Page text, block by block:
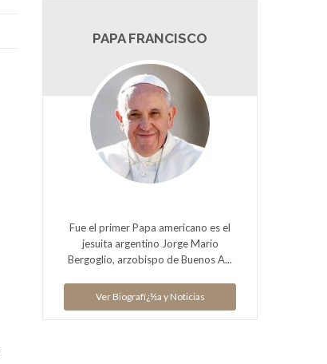
PAPA FRANCISCO
Fue el primer Papa americano es el
jesuita argentino Jorge Mario
Bergoglio, arzobispo de Buenos A...
Ver Biografï¿½a y Noticias